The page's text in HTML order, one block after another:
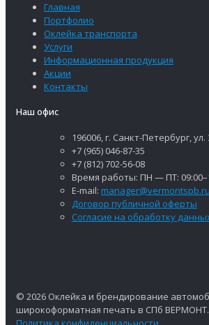
Главная
Портфолио
Оклейка транспорта
Услуги
Информационная продукция
Акции
Контакты
Наш офис
196006, г. Санкт-Петербург,
+7 (965) 046-87-35
+7 (812) 702-56-08
Время работы: ПН — ПТ:
E-mail: manager@vermontspb.ru
Договор публичной оферты
Согласие на обработку
© 2026 Оклейка и брендирование
широкоформатная печать в СПб ВЕРМОНТ.